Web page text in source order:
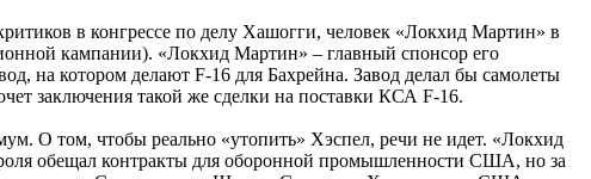
в конгрессе по делу Хашогги, человек «Локхид Мартин» в
кампании). «Локхид Мартин» – главный спонсор его
на котором делают F-16 для Бахрейна. Завод делал бы самолеты
заключения такой же сделки на поставки КСА F-16.
О том, чтобы реально «утопить» Хэспел, речи не идет. «Локхид
обещал контракты для оборонной промышленности США, но за